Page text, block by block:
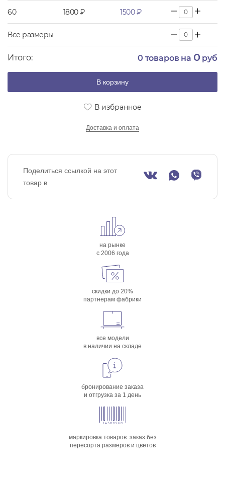
60 1800 ₽ 1500 ₽
Все размеры
Итого: 0 товаров на 0руб
В корзину
В избранное
Доставка и оплата
Поделиться ссылкой на этот
товар в
на рынке
с 2006 года
скидки до 20%
партнерам фабрики
все модели
в наличии на складе
бронирование заказа
и отгрузка за 1 день
маркировка товаров. заказ без
пересорта размеров и цветов